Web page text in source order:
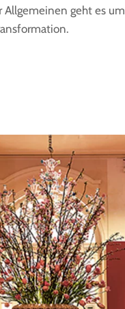
Allgemeinen geht es um